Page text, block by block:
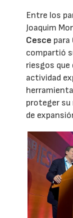
Entre los
Joaquim
Cesce para
compartió
riesgos
actividad
proteger su
de